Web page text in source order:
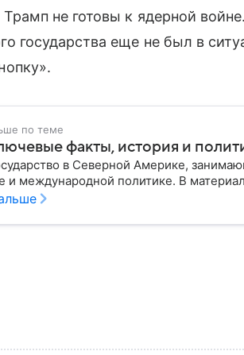
не готовы к ядерной
государства еще не был в
по теме
факты, история и
в Северной Америке,
и международной политике. В